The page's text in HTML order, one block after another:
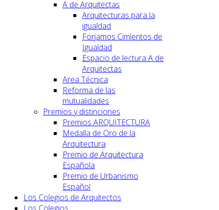
A de Arquitectas
Arquitecturas para la
igualdad
Forjamos Cimientos de
Igualdad
Espacio de lectura A de
Arquitectas
Area Técnica
Reforma de las
mutualidades
Premios y distinciones
Premios ARQUITECTURA
Medalla de Oro de la
Arquitectura
Premio de Arquitectura
Española
Premio de Urbanismo
Español
Los Colegios de Arquitectos